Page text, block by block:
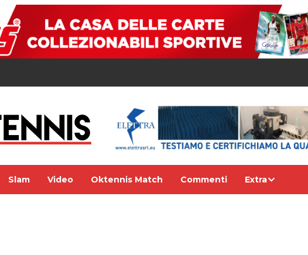
Slam Video Oktennis Match Commenti Extra